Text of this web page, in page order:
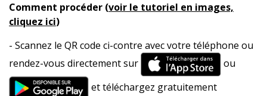
Comment procéder (voir le tutoriel en images,
cliquez ici)
- Scannez le QR code ci-contre avec votre téléphone ou
rendez-vous directement sur
ou
et téléchargez gratuitement